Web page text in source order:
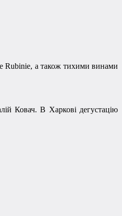
Rubinie, а також тихими винами
Ковач. В Харкові дегустацію